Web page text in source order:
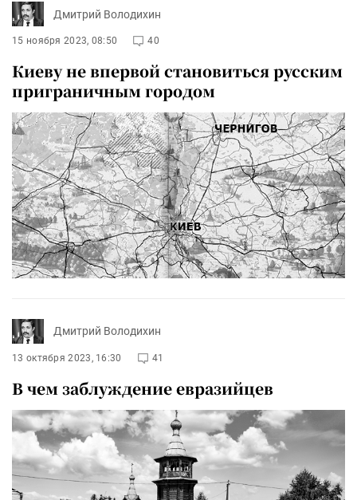
Дмитрий Володихин
15 ноября 2023, 08:50 40
Киеву не впервой становиться русским
приграничным городом
Дмитрий Володихин
13 октября 2023, 16:30 41
В чем заблуждение евразийцев